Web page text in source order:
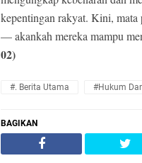
kepentingan rakyat. Kini,
— akankah mereka mampu
02)
#. Berita Utama #Hukum
BAGIKAN